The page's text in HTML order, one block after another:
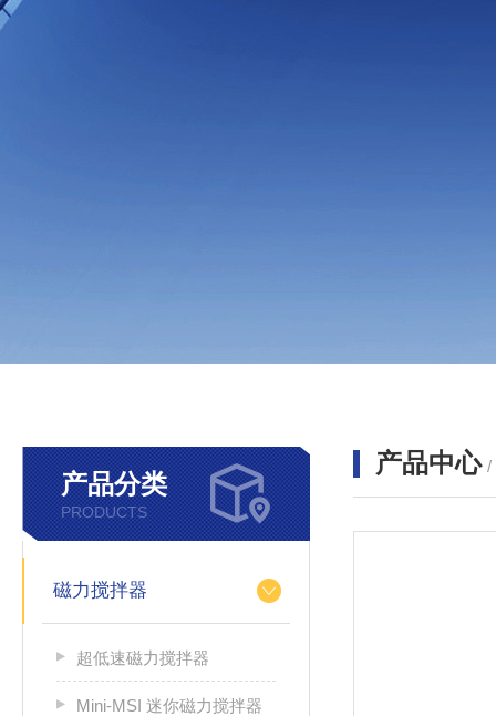
产品分类
PRODUCTS
磁力搅拌器
超低速磁力搅拌器
Mini-MSI 迷你磁力搅拌器
产品中心 /